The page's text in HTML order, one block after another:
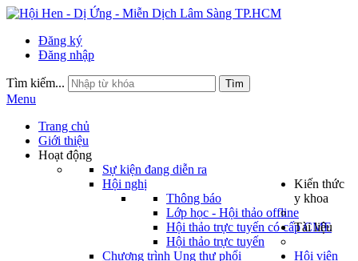
Đăng ký
Đăng nhập
Tìm kiếm... Tìm
Menu
Trang chủ
Giới thiệu
Hoạt động
Sự kiện đang diễn ra
Hội nghị
Thông báo
Lớp học - Hội thảo offline
Hội thảo trực tuyến có cấp CME
Hội thảo trực tuyến
Chương trình Ung thư phổi
Kiến thức
y khoa
Tài liệu
Hội viên